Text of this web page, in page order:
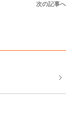
次の記事へ